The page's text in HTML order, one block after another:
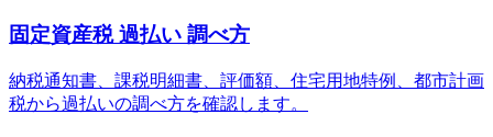
固定資産税 過払い 調べ方
納税通知書、課税明細書、評価額、住宅用地特例、都市計画
税から過払いの調べ方を確認します。